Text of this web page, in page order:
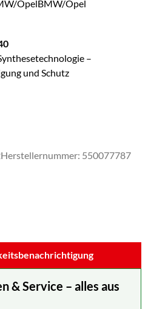
–
und Schutz
Herstellernummer: 550077787
& Service – alles aus